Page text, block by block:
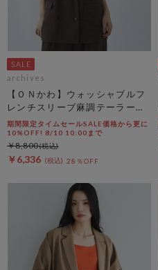
archives
【ＯＮかわ】ウォッシャブルフ
レンチスリーブ麻調テーラード
ＪＫ
期間限定タイムセールSALE価格から更に
10%OFF! 8/10 10:00まで
￥6,336 28％OFF
￥8,800